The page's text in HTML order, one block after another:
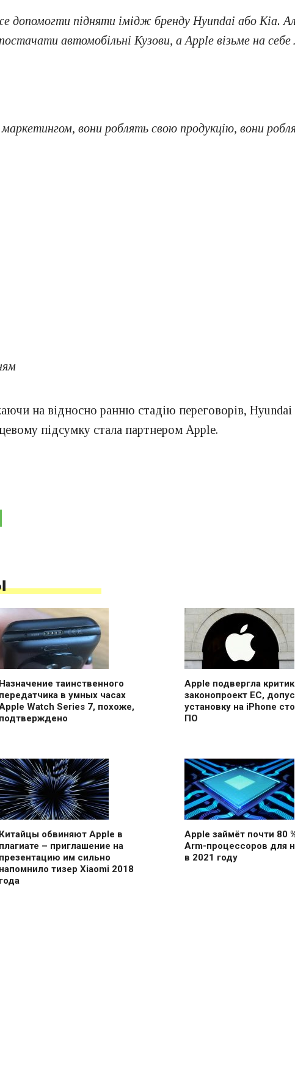
допомогти підняти імідж бренду Hyundai або Kia.
автомобільні Кузови, а Apple візьме на себе
вони роблять свою продукцію, вони
на відносно ранню стадію переговорів,
підсумку стала партнером Apple.
Назначение таинственного
передатчика в умных часах
Watch Series 7, похоже,
подтверждено
Apple подвергла
законопроект ЕС,
установку на iPhone
ПО
Китайцы обвиняют Apple в
плагиате – приглашение на
презентацию им сильно
напомнило тизер Xiaomi 2018
года
Apple займёт почти 80
Arm-процессоров для
в 2021 году